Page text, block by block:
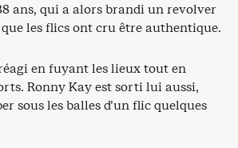
ans, qui a alors brandi un revolver
les flics ont cru être authentique.
en fuyant les lieux tout en
Ronny Kay est sorti lui aussi,
sous les balles d’un flic quelques